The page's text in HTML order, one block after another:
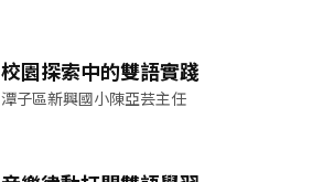
校園探索中的雙語實踐
潭子區新興國小陳亞芸主任